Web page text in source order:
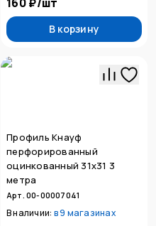
В корзину
Профиль Кнауф
перфорированный
оцинкованный 31х31 3
метра
Арт. 00-00007041
В наличии: в9 магазинах